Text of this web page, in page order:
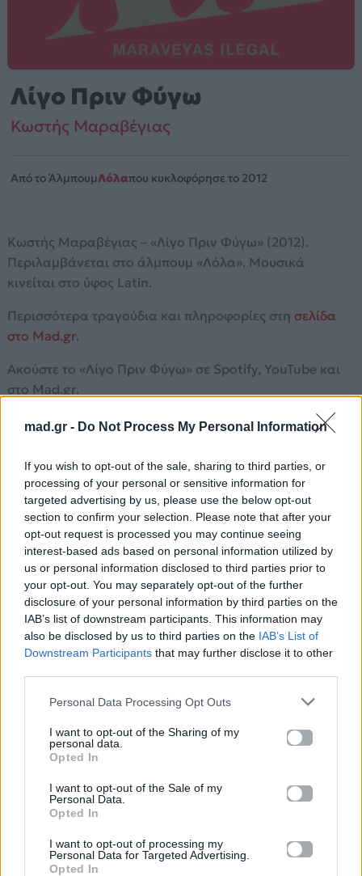
mad.gr - Do Not Process My Personal Information
If you wish to opt-out of the sale, sharing to third parties, or
processing of your personal or sensitive information for
targeted advertising by us, please use the below opt-out
section to confirm your selection. Please note that after your
opt-out request is processed you may continue seeing
interest-based ads based on personal information utilized by
us or personal information disclosed to third parties prior to
your opt-out. You may separately opt-out of the further
disclosure of your personal information by third parties on the
IAB’s list of downstream participants. This information may
also be disclosed by us to third parties on the IAB’s List of
Downstream Participants that may further disclose it to other
Personal Data Processing Opt Outs
I want to opt-out of the Sharing of my
personal data.
Opted In
I want to opt-out of the Sale of my
Personal Data.
Opted In
I want to opt-out of processing my
Personal Data for Targeted Advertising.
Opted In
Λίγο Πριν Φύγω
Κωστής Μαραβέγιας
Από το ΆλμπουμΛόλαπου κυκλοφόρησε το 2012
Κωστής Μαραβέγιας – «Λίγο Πριν Φύγω» (2012).
Περιλαμβάνεται στο άλμπουμ «Λόλα». Μουσικά
κινείται στο ύφος Latin.
Περισσότερα τραγούδια και πληροφορίες στη σελίδα
στο Mad.gr.
Ακούστε το «Λίγο Πριν Φύγω» σε Spotify, YouTube και
στο Mad.gr.
Χίλια στάχινα χρόνια, ακρογιαλιές δειλινά
καλοκαίρια
αιώνια τα χρυσά σου μαλλιά
Λίγο, λίγο πριν φύγω
να ‘σαι κοντά μου να σε κρατώ
Κάθε, κάθε μου δάκρυ
να ‘ναι ένα
αστέρι
χάδια… πλημμυρίζει φιλιά
συννεφένια
σεντόνια
η ζεστή σου αγκαλιά
Λίγο, λίγο πριν φύγω
να ‘σαι κοντά μου να σε κρατώ
Κάθε, κάθε μου δάκρυ